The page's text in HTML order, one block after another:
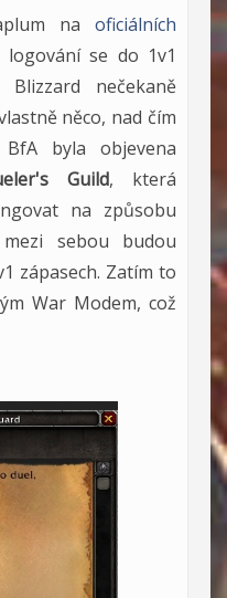
na oficiálních
se do 1v1
nečekaně
něco, nad čím
byla objevena
Guild, která
na způsobu
sebou budou
zápasech. Zatím to
War Modem, což